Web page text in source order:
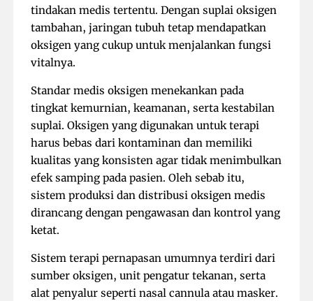
tindakan medis tertentu. Dengan suplai oksigen
tambahan, jaringan tubuh tetap mendapatkan
oksigen yang cukup untuk menjalankan fungsi
vitalnya.
Standar medis oksigen menekankan pada
tingkat kemurnian, keamanan, serta kestabilan
suplai. Oksigen yang digunakan untuk terapi
harus bebas dari kontaminan dan memiliki
kualitas yang konsisten agar tidak menimbulkan
efek samping pada pasien. Oleh sebab itu,
sistem produksi dan distribusi oksigen medis
dirancang dengan pengawasan dan kontrol yang
ketat.
Sistem terapi pernapasan umumnya terdiri dari
sumber oksigen, unit pengatur tekanan, serta
alat penyalur seperti nasal cannula atau masker.